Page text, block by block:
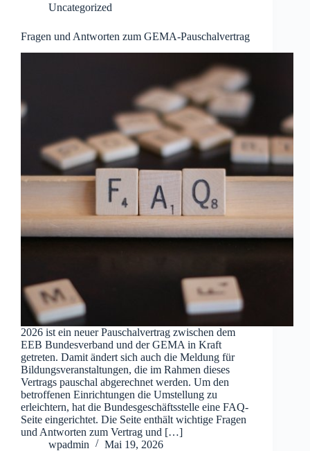
Uncategorized
Fragen und Antworten zum GEMA-Pauschalvertrag
2026 ist ein neuer Pauschalvertrag zwischen dem
EEB Bundesverband und der GEMA in Kraft
getreten. Damit ändert sich auch die Meldung für
Bildungsveranstaltungen, die im Rahmen dieses
Vertrags pauschal abgerechnet werden. Um den
betroffenen Einrichtungen die Umstellung zu
erleichtern, hat die Bundesgeschäftsstelle eine FAQ-
Seite eingerichtet. Die Seite enthält wichtige Fragen
und Antworten zum Vertrag und […]
wpadmin
Mai 19, 2026